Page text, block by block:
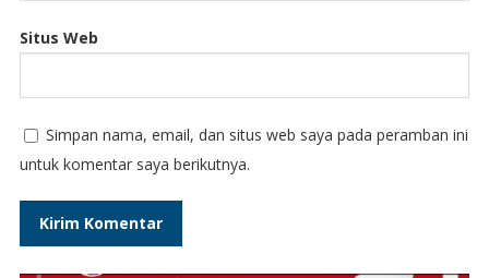
Situs Web
Simpan nama, email, dan situs web saya pada peramban ini
untuk komentar saya berikutnya.